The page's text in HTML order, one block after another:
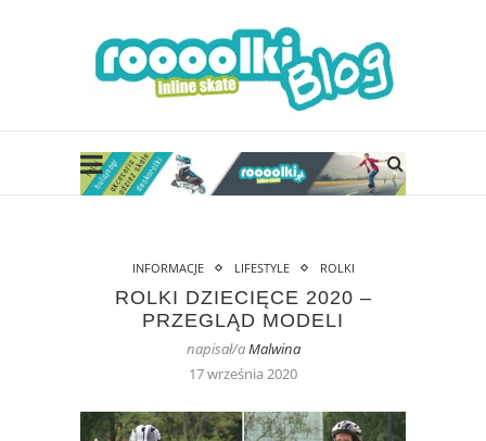
INFORMACJE LIFESTYLE ROLKI
ROLKI DZIECIĘCE 2020 –
PRZEGLĄD MODELI
napisał/aMalwina
17 września 2020